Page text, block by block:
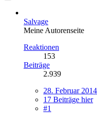
Salvage
Meine Autorenseite
Reaktionen
153
Beiträge
2.939
28. Februar
17 Beiträge hier
#1